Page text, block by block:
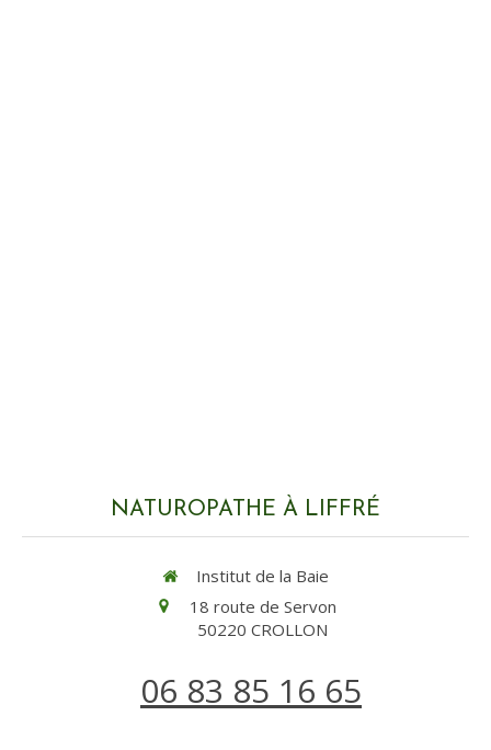
NATUROPATHE À LIFFRÉ
Institut de la Baie
18 route de Servon
50220 CROLLON
06 83 85 16 65